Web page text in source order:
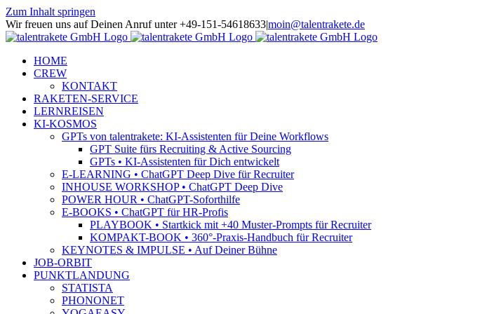
Zum Inhalt springen
Wir freuen uns auf Deinen Anruf unter +49-151-54618633|moin@talentrakete.de
HOME
CREW
KONTAKT
RAKETEN-SERVICE
LERNREISEN
KI-KOSMOS
GPTs von talentrakete: KI-Assistenten für Deine Workflows
GPT Suite fürs Recruiting & Active Sourcing
GPTs • KI-Assistenten für Dich entwickelt
E-LEARNING • ChatGPT Deep Dive für Recruiter
INHOUSE WORKSHOP • ChatGPT Deep Dive
POWER HOUR • ChatGPT-Soforthilfe
E-BOOKS • ChatGPT für HR-Profis
PLAYBOOK • Startkick mit +40 Muster-Prompts für Recruiter
KOMPAKT-BOOK • 360°-Praxis-Handbuch für Recruiter
KEYNOTES & IMPULSE • Auf Deiner Bühne
JOB-ORBIT
PUNKTLANDUNG
STATISTA
PHONONET